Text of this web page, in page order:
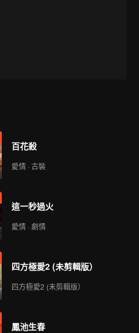
百花殺
愛情 · 古裝
這一秒過火
愛情 · 劇情
四方極愛2 (未剪輯版）
四方極愛2 (未剪輯版）
鳳池生春